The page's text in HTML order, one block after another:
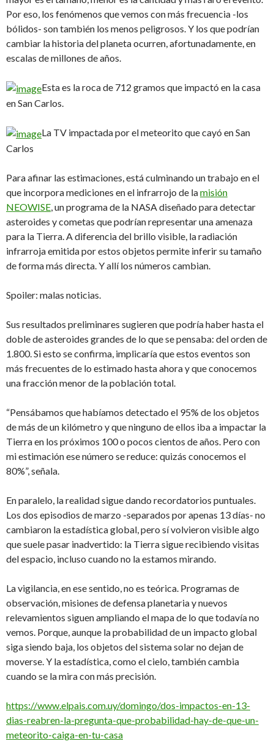
Por eso, los fenómenos que vemos con más frecuencia -los
bólidos- son también los menos peligrosos. Y los que podrían
cambiar la historia del planeta ocurren, afortunadamente, en
escalas de millones de años.
Esta es la roca de 712 gramos que impactó en la casa
en San Carlos.
La TV impactada por el meteorito que cayó en San
Carlos
Para afinar las estimaciones, está culminando un trabajo en el
que incorpora mediciones en el infrarrojo de lamisión
NEOWISE, un programa de la NASA diseñado para detectar
asteroides y cometas que podrían representar una amenaza
para la Tierra. A diferencia del brillo visible, la radiación
infrarroja emitida por estos objetos permite inferir su tamaño
de forma más directa. Y allí los números cambian.
Spoiler: malas noticias.
Sus resultados preliminares sugieren que podría haber hasta el
doble de asteroides grandes de lo que se pensaba: del orden de
1.800. Si esto se confirma, implicaría que estos eventos son
más frecuentes de lo estimado hasta ahora y que conocemos
una fracción menor de la población total.
“Pensábamos que habíamos detectado el 95% de los objetos
de más de un kilómetro y que ninguno de ellos iba a impactar la
Tierra en los próximos 100 o pocos cientos de años. Pero con
mi estimación ese número se reduce: quizás conocemos el
80%”, señala.
En paralelo, la realidad sigue dando recordatorios puntuales.
Los dos episodios de marzo -separados por apenas 13 días- no
cambiaron la estadística global, pero sí volvieron visible algo
que suele pasar inadvertido: la Tierra sigue recibiendo visitas
del espacio, incluso cuando no la estamos mirando.
La vigilancia, en ese sentido, no es teórica. Programas de
observación, misiones de defensa planetaria y nuevos
relevamientos siguen ampliando el mapa de lo que todavía no
vemos. Porque, aunque la probabilidad de un impacto global
siga siendo baja, los objetos del sistema solar no dejan de
moverse. Y la estadística, como el cielo, también cambia
cuando se la mira con más precisión.
https://www.elpais.com.uy/domingo/dos-impactos-en-13-
dias-reabren-la-pregunta-que-probabilidad-hay-de-que-un-
meteorito-caiga-en-tu-casa